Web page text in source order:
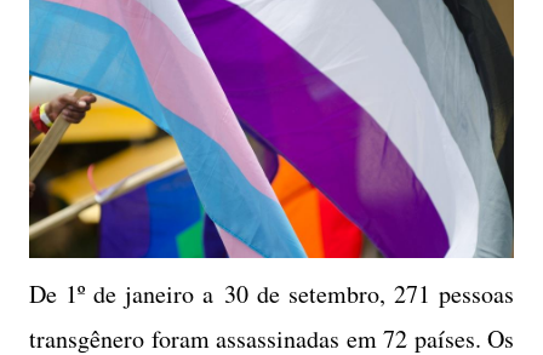
De 1º de janeiro a 30 de setembro, 271 pessoas
transgênero foram assassinadas em 72 países. Os